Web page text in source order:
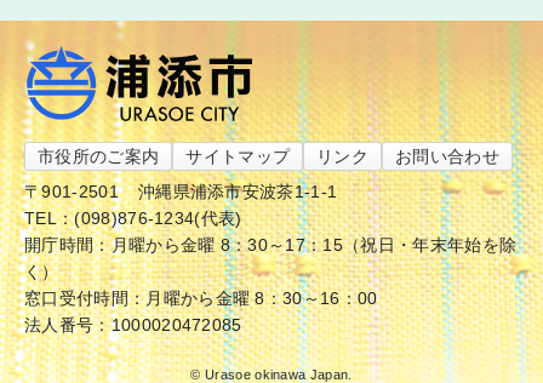
市役所のご案内 サイトマップ リンク
お問い合わせ
〒901-2501
沖縄県浦添市安波茶1-1-1
TEL：(098)876-1234(代表)
開庁時間：月曜から金曜 8：30～17：15（祝日・年末年始を除
く）
窓口受付時間：月曜から金曜 8：30～16：00
法人番号：1000020472085
© Urasoe okinawa Japan.